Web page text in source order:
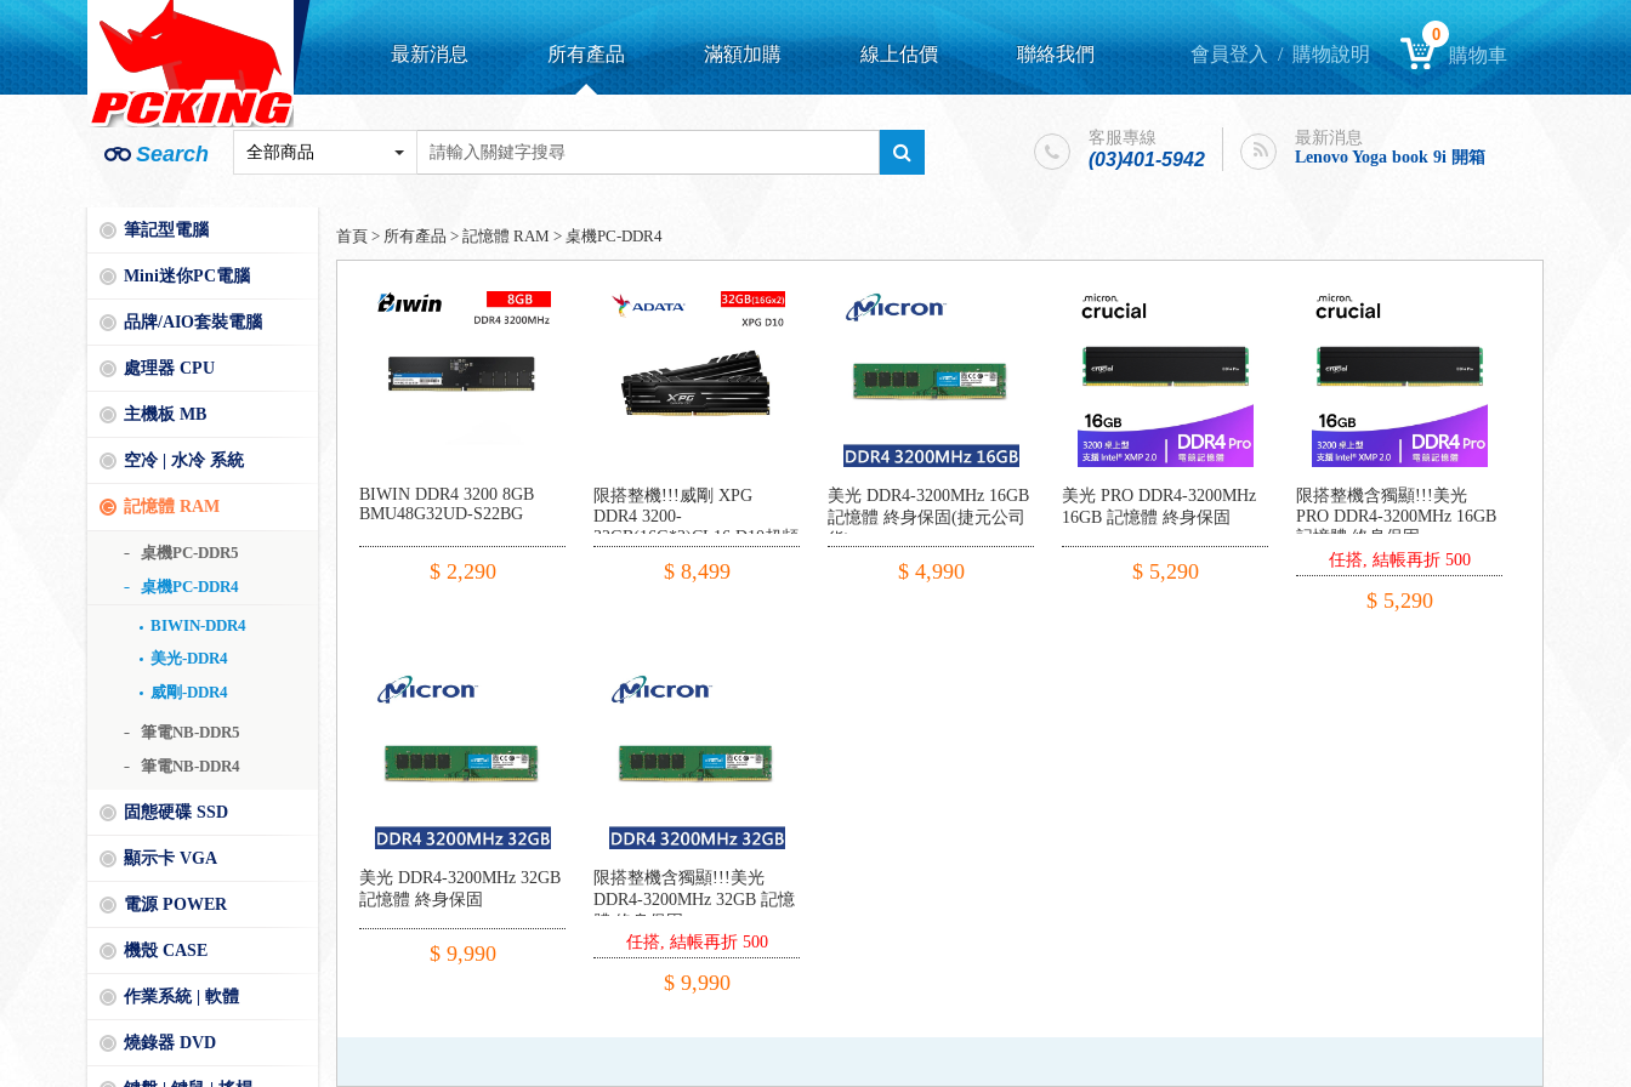
最新消息 所有產品 滿額加購 線上估價 聯絡我們 會員登入 /購物說明
0
購物車
Search
客服專線
(03)401-5942
最新消息
Lenovo Yoga book 9i 開箱
Lenovo Yoga book 9i 開箱
筆記型電腦
Mini迷你PC電腦
品牌/AIO套裝電腦
處理器 CPU
主機板 MB
空冷 | 水冷 系統
記憶體 RAM
桌機PC-DDR5
桌機PC-DDR4
BIWIN-DDR4
美光-DDR4
威剛-DDR4
筆電NB-DDR5
筆電NB-DDR4
固態硬碟 SSD
顯示卡 VGA
電源 POWER
機殼 CASE
作業系統 | 軟體
燒錄器 DVD
首頁 > 所有產品 > 記憶體 RAM > 桌機PC-DDR4
BIWIN DDR4 3200 8GB
BMU48G32UD-S22BG
$ 2,290
限搭整機!!!威剛 XPG
DDR4 3200-
32GB(16G*2)CL16 D10超頻
黑 記憶體 終身保固
$ 8,499
美光 DDR4-3200MHz 16GB
記憶體 終身保固(捷元公司
貨)
$ 4,990
美光 PRO DDR4-3200MHz
16GB 記憶體 終身保固
$ 5,290
限搭整機含獨顯!!!美光
PRO DDR4-3200MHz 16GB
記憶體 終身保固
任搭, 結帳再折 500
$ 5,290
美光 DDR4-3200MHz 32GB
記憶體 終身保固
$ 9,990
限搭整機含獨顯!!!美光
DDR4-3200MHz 32GB 記憶
體 終身保固
任搭, 結帳再折 500
$ 9,990